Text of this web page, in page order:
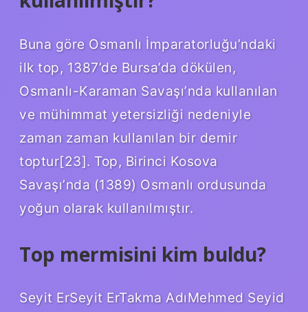
Buna göre Osmanlı İmparatorluğu’ndaki
ilk top, 1387’de Bursa’da dökülen,
Osmanlı-Karaman Savaşı’nda kullanılan
ve mühimmat yetersizliği nedeniyle
zaman zaman kullanılan bir demir
toptur[23]. Top, Birinci Kosova
Savaşı’nda (1389) Osmanlı ordusunda
yoğun olarak kullanılmıştır.
Top mermisini kim buldu?
Seyit ErSeyit ErTakma AdıMehmed Seyid